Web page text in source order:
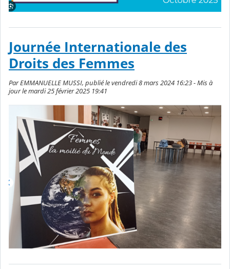
Journée Internationale des
Droits des Femmes
Par EMMANUELLE MUSSI, publié le vendredi 8 mars 2024 16:23 - Mis à
jour le mardi 25 février 2025 19:41